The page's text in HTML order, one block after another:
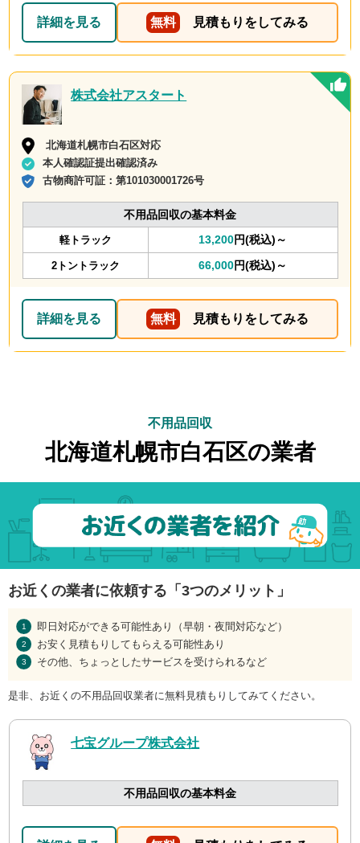
詳細を見る 無料 見積もりをしてみる
株式会社アスタート
北海道札幌市白石区対応
本人確認証提出確認済み
古物商許可証：第101030001726号
不用品回収の基本料金
軽トラック 13,200円(税込)～
2トントラック 66,000円(税込)～
詳細を見る 無料 見積もりをしてみる
不用品回収
北海道札幌市白石区の業者
お近くの業者に依頼する「3つのメリット」
即日対応ができる可能性あり（早朝・夜間対応など）
お安く見積もりしてもらえる可能性あり
その他、ちょっとしたサービスを受けられるなど
是非、お近くの不用品回収業者に無料見積もりしてみてください。
七宝グループ株式会社
不用品回収の基本料金